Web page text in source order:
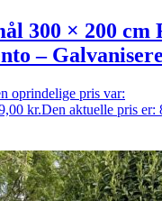
300 × 200 cm
–
oprindelige pris var:
kr.Den aktuelle pris er: